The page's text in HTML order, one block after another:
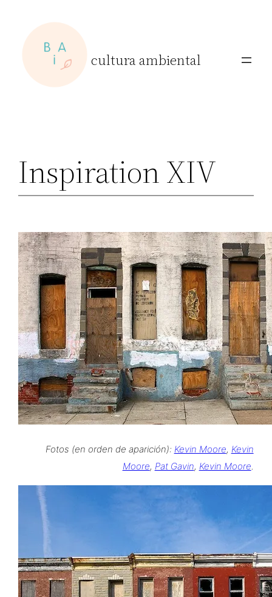
content
cultura ambiental
Inspiration XIV
Fotos (en orden de aparición): Kevin Moore, Kevin
Moore, Pat Gavin, Kevin Moore.